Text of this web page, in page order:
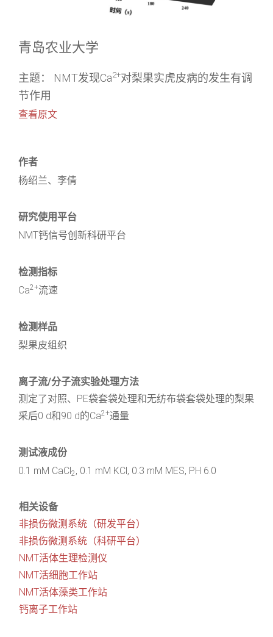
青岛农业大学
主题： NMT发现Ca2+对梨果实虎皮病的发生有调
节作用
查看原文
作者
杨绍兰、李倩
研究使用平台
NMT钙信号创新科研平台
检测指标
Ca2+流速
检测样品
梨果皮组织
离子流/分子流实验处理方法
测定了对照、PE袋套袋处理和无纺布袋套袋处理的梨果
采后0 d和90 d的Ca2+通量
测试液成份
0.1 mM CaCl2, 0.1 mM KCl, 0.3 mM MES, PH 6.0
相关设备
非损伤微测系统（研发平台）
非损伤微测系统（科研平台）
NMT活体生理检测仪
NMT活细胞工作站
NMT活体藻类工作站
钙离子工作站